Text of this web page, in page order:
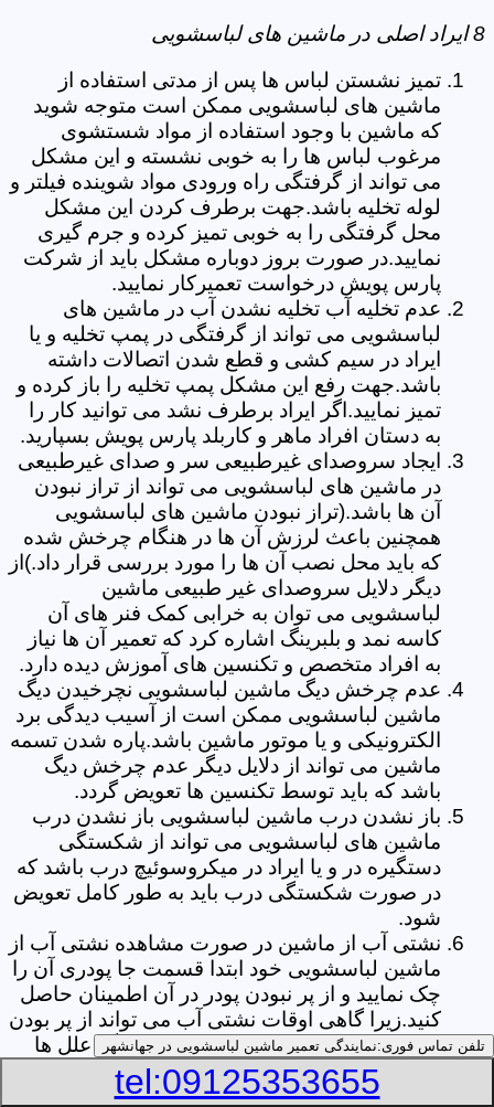
8 ایراد اصلی در ماشین های لباسشویی
تمیز نشستن لباس ها پس از مدتی استفاده از
ماشین های لباسشویی ممکن است متوجه شوید
که ماشین با وجود استفاده از مواد شستشوی
مرغوب لباس ها را به خوبی نشسته و این مشکل
می تواند از گرفتگی راه ورودی مواد شوینده فیلتر و
لوله تخلیه باشد.جهت برطرف کردن این مشکل
محل گرفتگی را به خوبی تمیز کرده و جرم گیری
نمایید.در صورت بروز دوباره مشکل باید از شرکت
پارس پویش درخواست تعمیرکار نمایید.
عدم تخلیه آب تخلیه نشدن آب در ماشین های
لباسشویی می تواند از گرفتگی در پمپ تخلیه و یا
ایراد در سیم کشی و قطع شدن اتصالات داشته
باشد.جهت رفع این مشکل پمپ تخلیه را باز کرده و
تمیز نمایید.اگر ایراد برطرف نشد می توانید کار را
به دستان افراد ماهر و کاربلد پارس پویش بسپارید.
ایجاد سروصدای غیرطبیعی سر و صدای غیرطبیعی
در ماشین های لباسشویی می تواند از تراز نبودن
آن ها باشد.(تراز نبودن ماشین های لباسشویی
همچنین باعث لرزش آن ها در هنگام چرخش شده
که باید محل نصب آن ها را مورد بررسی قرار داد.)از
دیگر دلایل سروصدای غیر طبیعی ماشین
لباسشویی می توان به خرابی کمک فنر های آن
کاسه نمد و بلبرینگ اشاره کرد که تعمیر آن ها نیاز
به افراد متخصص و تکنسین های آموزش دیده دارد.
عدم چرخش دیگ ماشین لباسشویی نچرخیدن دیگ
ماشین لباسشویی ممکن است از آسیب دیدگی برد
الکترونیکی و یا موتور ماشین باشد.پاره شدن تسمه
ماشین می تواند از دلایل دیگر عدم چرخش دیگ
باشد که باید توسط تکنسین ها تعویض گردد.
باز نشدن درب ماشین لباسشویی باز نشدن درب
ماشین های لباسشویی می تواند از شکستگی
دستگیره در و یا ایراد در میکروسوئیچ درب باشد که
در صورت شکستگی درب باید به طور کامل تعویض
شود.
نشتی آب از ماشین در صورت مشاهده نشتی آب از
ماشین لباسشویی خود ابتدا قسمت جا پودری آن را
چک نمایید و از پر نبودن پودر در آن اطمینان حاصل
کنید.زیرا گاهی اوقات نشتی آب می تواند از پر بودن
بیش از حد جا پودری از پودر باشد.از دیگر علل ها
می توان به پارگی لاستیک دور درب ماشین شلنگ
تخلیه خرطومی زیر دیگ و یا شکستگی دیگ ماشین
تلفن تماس فوری:نمایندگی تعمیر ماشین لباسشویی در جهانشهر
tel:09125353655